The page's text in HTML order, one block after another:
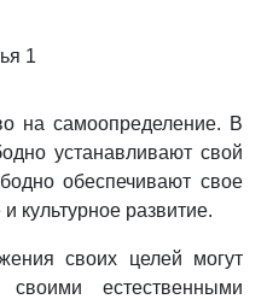
1
на самоопределение. В
устанавливают свой
обеспечивают свое
культурное развитие.
своих целей могут
своими естественными